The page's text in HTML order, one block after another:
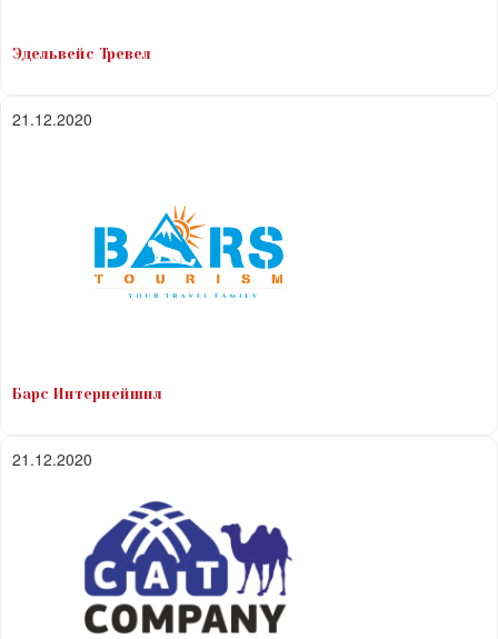
Эдельвейс Тревел
21.12.2020
Барс Интернейшнл
21.12.2020